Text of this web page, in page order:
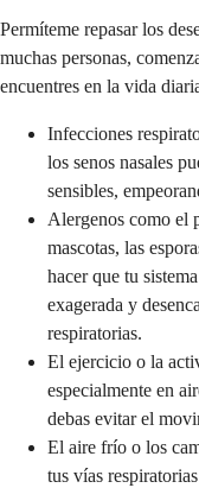
Permíteme repasar los
muchas personas,
encuentres en la vida
Infecciones
los senos nasales
sensibles,
Alergenos como el
mascotas, las
hacer que tu
exagerada y
respiratorias.
El ejercicio o la
especialmente en
debas evitar el
El aire frío o los
tus vías